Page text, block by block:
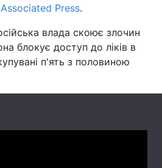
Світ
Інциденти
Associated Press.
влада скоює злочин
блокує доступ до ліків в
п'ять з половиною